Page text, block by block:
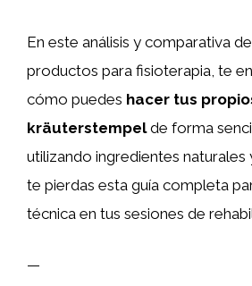
En este análisis y comparativa
productos para fisioterapia, te
cómo puedes hacer tus
kräuterstempelde forma
utilizando ingredientes naturales
te pierdas esta guía completa
técnica en tus sesiones de
—